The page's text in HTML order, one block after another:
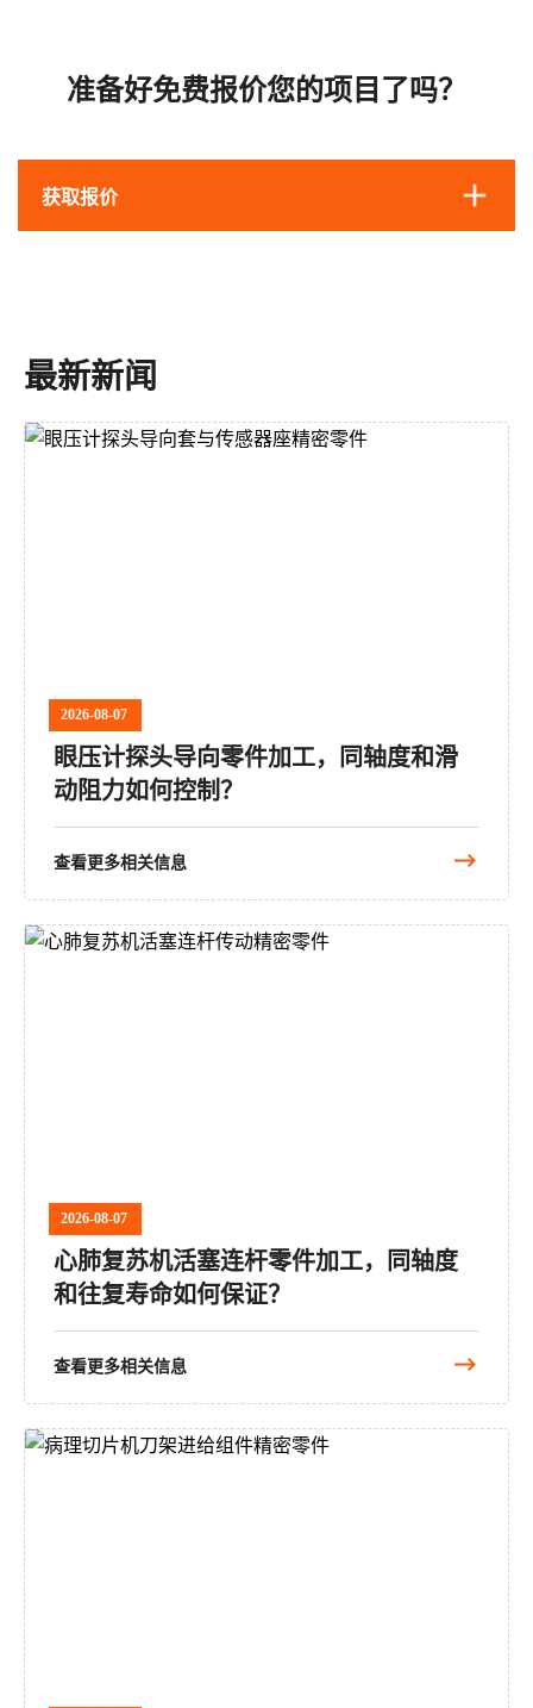
准备好免费报价您的项目了吗？
获取报价
最新新闻
2026-08-07
眼压计探头导向零件加工，同轴度和滑
动阻力如何控制？
查看更多相关信息
2026-08-07
心肺复苏机活塞连杆零件加工，同轴度
和往复寿命如何保证？
查看更多相关信息